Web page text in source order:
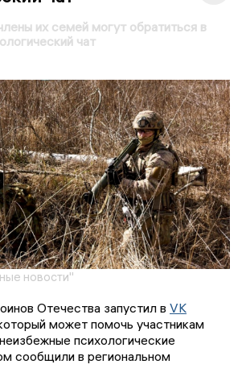
их семей могут обратиться в
чат
новости"
Отечества запустил в VK
может помочь участникам
психологические
сообщили в региональном